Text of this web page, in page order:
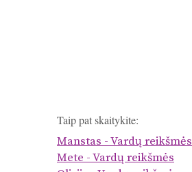
Taip pat skaitykite:
Manstas - Vardų reikšmės
Mete - Vardų reikšmės